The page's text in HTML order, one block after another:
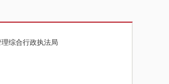
综合行政执法局